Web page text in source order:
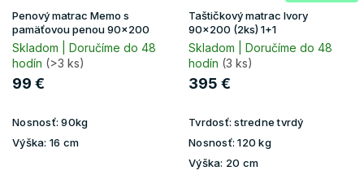
Penový matrac Memo s
pamäťovou penou 90x200
Skladom | Doručíme do 48
hodín (>3 ks)
99 €
Nosnosť: 90kg
Výška: 16 cm
Taštičkový matrac Ivory
90x200 (2ks) 1+1
Skladom | Doručíme do 48
hodín (3 ks)
395 €
Tvrdosť: stredne tvrdý
Nosnosť: 120 kg
Výška: 20 cm